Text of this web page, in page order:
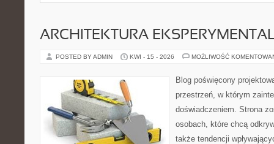
ARCHITEKTURA
POSTED BY ADMIN KWI - 15 - 2026 MOŻLIWOŚĆ
Blog poświęcony
przestrzeń, w którym
doświadczeniem. Strona
osobach, które chcą
także tendencji